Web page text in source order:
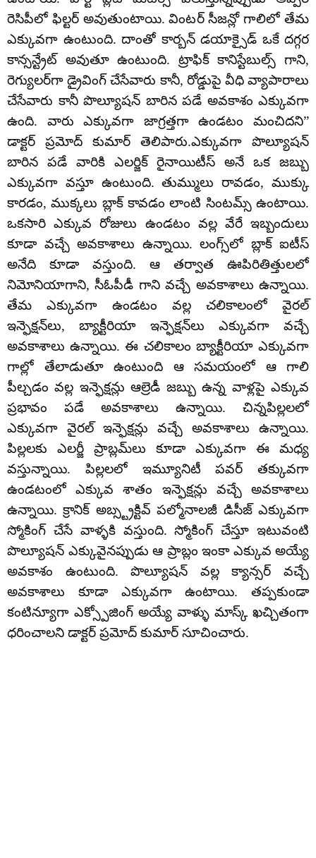
రెసిపీలో ఫిల్టర్ అవుతుంటాయి. వింటర్ సీజన్లో గాలిలో తేమ
ఎక్కువగా ఉంటుంది. దాంతో కార్బన్ డయాక్సైడ్ ఒకే దగ్గర
కాన్సన్ట్రేట్ అవుతూ ఉంటుంది. ట్రాఫిక్ కానిస్టేబుల్స్ గాని,
రెగ్యులర్‌గా డ్రైవింగ్ చేసేవారు కానీ, రోడ్డుపై వీధి వ్యాపారాలు
చేసేవారు కానీ పొల్యూషన్ బారిన పడే అవకాశం ఎక్కువగా
ఉంది. వారు ఎక్కువగా జాగ్రత్తగా ఉండటం మంచిదని”
డాక్టర్ ప్రమోద్ కుమార్ తెలిపారు.ఎక్కువగా పొల్యూషన్
బారిన పడే వారికి ఎలర్జిక్ రైనాయిటీస్ అనే ఒక జబ్బు
ఎక్కువగా వస్తూ ఉంటుంది. తుమ్ములు రావడం, ముక్కు
కారడం, ముక్కలు బ్లాక్ కావడం లాంటి సింటమ్స్ ఉంటాయి.
ఒకసారి ఎక్కువ రోజులు ఉండటం వల్ల వేరే ఇబ్బందులు
కూడా వచ్చే అవకాశాలు ఉన్నాయి. లంగ్స్‌లో బ్లాక్ ఐటీస్
అనేది కూడా వస్తుంది. ఆ తర్వాత ఊపిరితిత్తులలో
నిమోనియాగాని, సీఓపీడీ గాని వచ్చే అవకాశాలు ఉన్నాయి.
తేమ ఎక్కువగా ఉండటం వల్ల చలికాలంలో వైరల్
ఇన్ఫెక్షన్‌లు, బ్యాక్టీరియా ఇన్ఫెక్షన్‌లు ఎక్కువగా వచ్చే
అవకాశాలు ఉన్నాయి. ఈ చలికాలం బ్యాక్టీరియా ఎక్కువగా
గాల్లో తేలాడుతూ ఉంటుంది ఆ సమయంలో ఆ గాలి
పీల్చడం వల్ల ఇన్ఫెక్షన్లు ఆల్రెడీ జబ్బు ఉన్న వాళ్లపై ఎక్కువ
ప్రభావం పడే అవకాశాలు ఉన్నాయి. చిన్నపిల్లలలో
ఎక్కువగా వైరల్ ఇన్ఫెక్షన్లు వచ్చే అవకాశాలు ఉన్నాయి.
పిల్లలకు ఎలర్జీ ప్రాబ్లమ్‌లు కూడా ఎక్కువగా ఈ మధ్య
వస్తున్నాయి. పిల్లలలో ఇమ్యూనిటీ పవర్ తక్కువగా
ఉండటంలో ఎక్కువ శాతం ఇన్ఫెక్షన్లు వచ్చే అవకాశాలు
ఉన్నాయి. క్రానిక్ అబ్స్ట్రక్టివ్ పల్మోనాలజీ డిసీజ్ ఎక్కువగా
స్మోకింగ్ చేసే వాళ్ళకి వస్తుంది. స్మోకింగ్ చేస్తూ ఇటువంటి
పొల్యూషన్ ఎక్కువైనప్పుడు ఆ ప్రాబ్లం ఇంకా ఎక్కువ అయ్యే
అవకాశం ఉంటుంది. పొల్యూషన్ వల్ల క్యాన్సర్ వచ్చే
అవకాశాలు కూడా ఎక్కువగా ఉంటాయి. తప్పకుండా
కంటిన్యూగా ఎక్స్పోజింగ్ అయ్యే వాళ్ళు మాస్క్ ఖచ్చితంగా
ధరించాలని డాక్టర్ ప్రమోద్ కుమార్ సూచించారు.